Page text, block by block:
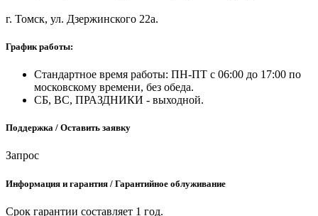
г. Томск, ул. Дзержинского 22а.
График работы:
Стандартное время работы: ПН-ПТ с 06:00 до 17:00 по
московскому времени, без обеда.
СБ, ВС, ПРАЗДНИКИ - выходной.
Поддержка / Оставить заявку
Запрос
Информация и гарантия / Гарантийное облуживание
Срок гарантии составляет 1 год.